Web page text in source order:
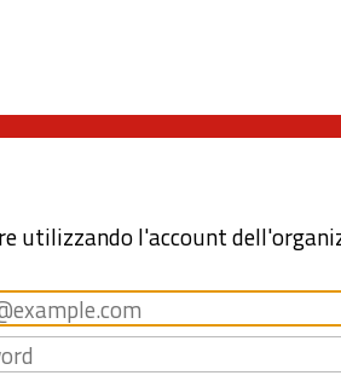
utilizzando l'account